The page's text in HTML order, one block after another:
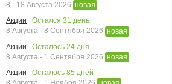
8 - 18 Августа 2026 новая
Акции
Остался 31 день
8 Августа - 8 Сентября 2026 новая
Акции
Осталось 24 дня
8 Августа - 1 Сентября 2026 новая
Акции
Осталось 85 дней